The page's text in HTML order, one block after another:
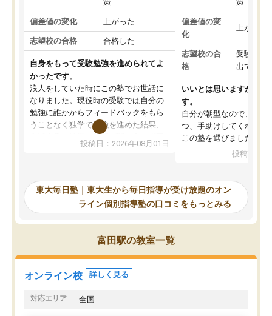
策
偏差値の変化 上がった
志望校の合格 合格した
自身をもって受験勉強を進められてよ
かったです。
浪人をしていた時にこの塾でお世話に
なりました。現役時の受験では自分の
勉強に誰かからフィードバックをもら
うことなく独学で勉強を進めた結果、
入試本番に地歴の学習が間に合わず不
合格となってしまいました。その経験
東大毎日塾にたどり着きました。学習
の長期計画や日々の勉強のやり方につ
いて客観的なアドバイスをいただけた
ので、自信をもって受験勉強を進める
ことができました。自分のように勉強
のやり方や進捗管理で苦労している方
には特におすすめしたい塾です。
投稿日：2026年08月01日
策
偏差値の変
化
上がった
志望校の合
格
受験して
出ていな
いいとは思いますが、料
す。
自分が朝型なので、自習
つ、手助けしてくれる設
この塾を選びました。
投稿日：
東大毎日塾｜東大生から毎日指導が受け放題のオン
ライン個別指導塾の口コミをもっとみる
富田駅の教室一覧
オンライン校 詳しく見る
対応エリア 全国